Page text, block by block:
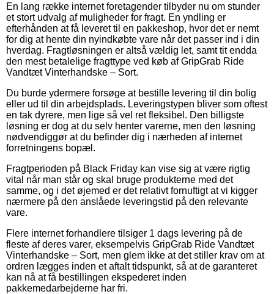
En lang række internet foretagender tilbyder nu om stunder
et stort udvalg af muligheder for fragt. En yndling er
efterhånden at få leveret til en pakkeshop, hvor det er nemt
for dig at hente din nyindkøbte vare når det passer ind i din
hverdag. Fragtløsningen er altså vældig let, samt tit endda
den mest betalelige fragttype ved køb af GripGrab Ride
Vandtæt Vinterhandske – Sort.
Du burde ydermere forsøge at bestille levering til din bolig
eller ud til din arbejdsplads. Leveringstypen bliver som oftest
en tak dyrere, men lige så vel ret fleksibel. Den billigste
løsning er dog at du selv henter varerne, men den løsning
nødvendiggør at du befinder dig i nærheden af internet
forretningens bopæl.
Fragtperioden på Black Friday kan vise sig at være rigtig
vital når man står og skal bruge produkterne med det
samme, og i det øjemed er det relativt fornuftigt at vi kigger
nærmere på den anslåede leveringstid på den relevante
vare.
Flere internet forhandlere tilsiger 1 dags levering på de
fleste af deres varer, eksempelvis GripGrab Ride Vandtæt
Vinterhandske – Sort, men glem ikke at det stiller krav om at
ordren lægges inden et aftalt tidspunkt, så at de garanteret
kan nå at få bestillingen ekspederet inden
pakkemedarbejderne har fri.